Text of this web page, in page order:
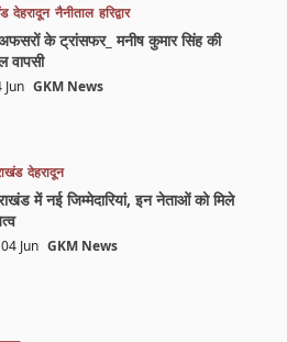
देहरादून नैनीताल हरिद्वार
के ट्रांसफर_ मनीष कुमार सिंह की
वापसी
Jun GKM News
देहरादून
में नई जिम्मेदारियां, इन नेताओं को मिले
04 Jun GKM News